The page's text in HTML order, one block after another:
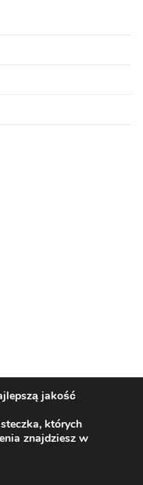
of the LEGO Group.
jakość
których
znajdziesz w